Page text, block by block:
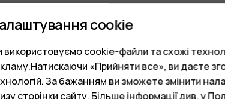
та
безпеки
cookie
використовуємо cookie-файли та схожі
«Прийняти все», ви даєте
За бажанням ви зможете змінити
сторінки сайту. Більше інформації див. у